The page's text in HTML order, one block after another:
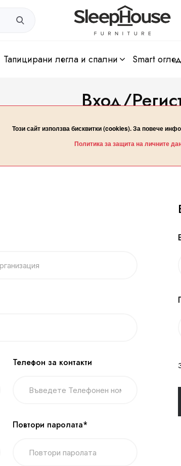
тапицирани легла и спални smart
Вход/
Начало Вход/
Телефон за контакти
Повтори паролата*
Този сайт използва бисквитки (cookies). За повече
Политика за защита на личните